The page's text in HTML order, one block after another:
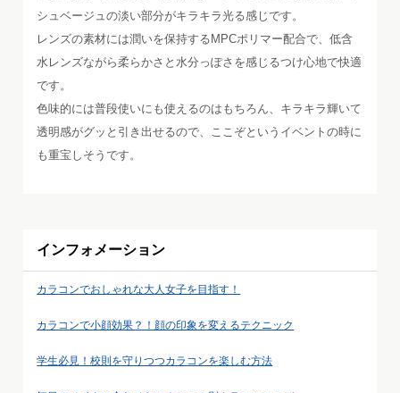
シュベージュの淡い部分がキラキラ光る感じです。
レンズの素材には潤いを保持するMPCポリマー配合で、低含
水レンズながら柔らかさと水分っぽさを感じるつけ心地で快適
です。
色味的には普段使いにも使えるのはもちろん、キラキラ輝いて
透明感がグッと引き出せるので、ここぞというイベントの時に
も重宝しそうです。
インフォメーション
カラコンでおしゃれな大人女子を目指す！
カラコンで小顔効果？！顔の印象を変えるテクニック
学生必見！校則を守りつつカラコンを楽しむ方法